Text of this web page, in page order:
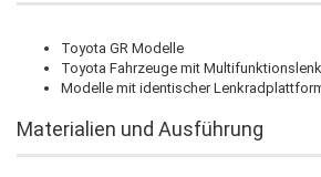
Toyota GR Modelle
Toyota Fahrzeuge mit
Modelle mit identischer
Materialien und Ausführung